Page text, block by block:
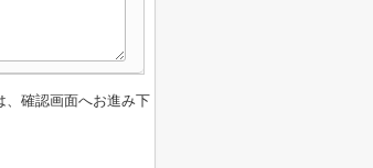
、確認画面へお進み下